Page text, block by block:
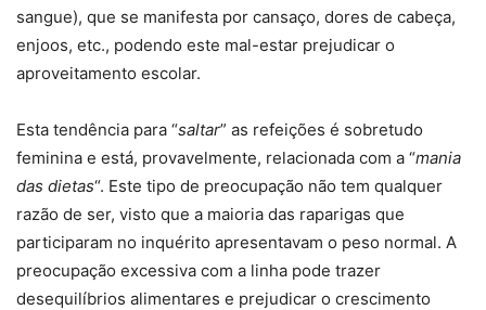
sangue), que se manifesta por cansaço, dores de cabeça,
enjoos, etc., podendo este mal-estar prejudicar o
aproveitamento escolar.
Esta tendência para “saltar” as refeições é sobretudo
feminina e está, provavelmente, relacionada com a “mania
das dietas“. Este tipo de preocupação não tem qualquer
razão de ser, visto que a maioria das raparigas que
participaram no inquérito apresentavam o peso normal. A
preocupação excessiva com a linha pode trazer
desequilíbrios alimentares e prejudicar o crescimento